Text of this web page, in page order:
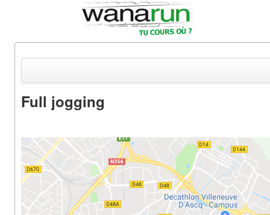
Equipements & Tests
Parcours & Courses
Outils & Réseaux
Full jogging